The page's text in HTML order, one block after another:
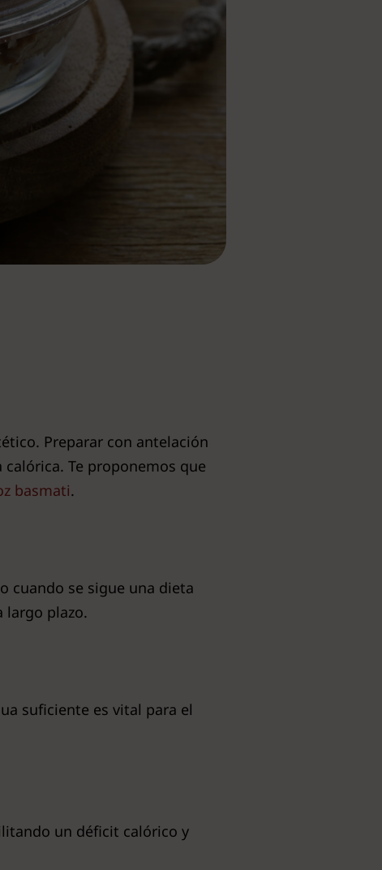
Preparar con antelación
Te proponemos que
basmati.
cuando se sigue una dieta
largo plazo.
suficiente es vital para el
un déficit calórico y